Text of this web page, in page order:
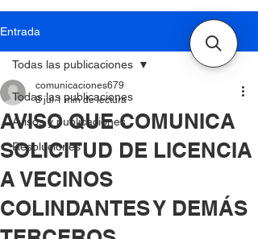
Entrada
Todas las publicaciones
Avisos y publicaciones
Resoluciones
Todas las publicaciones
AVISO QUE COMUNICA
SOLICITUD DE LICENCIA
A VECINOS
COLINDANTES Y DEMÁS
comunicaciones679
8 jul 1 min de lectura